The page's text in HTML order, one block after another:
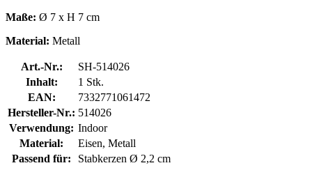
Maße: Ø 7 x H 7 cm
Material: Metall
Art.-Nr.:
SH-514026
Inhalt:
1 Stk.
EAN:
7332771061472
Hersteller-Nr.: 514026
Verwendung: Indoor
Material:
Eisen, Metall
Passend für:
Stabkerzen Ø 2,2 cm